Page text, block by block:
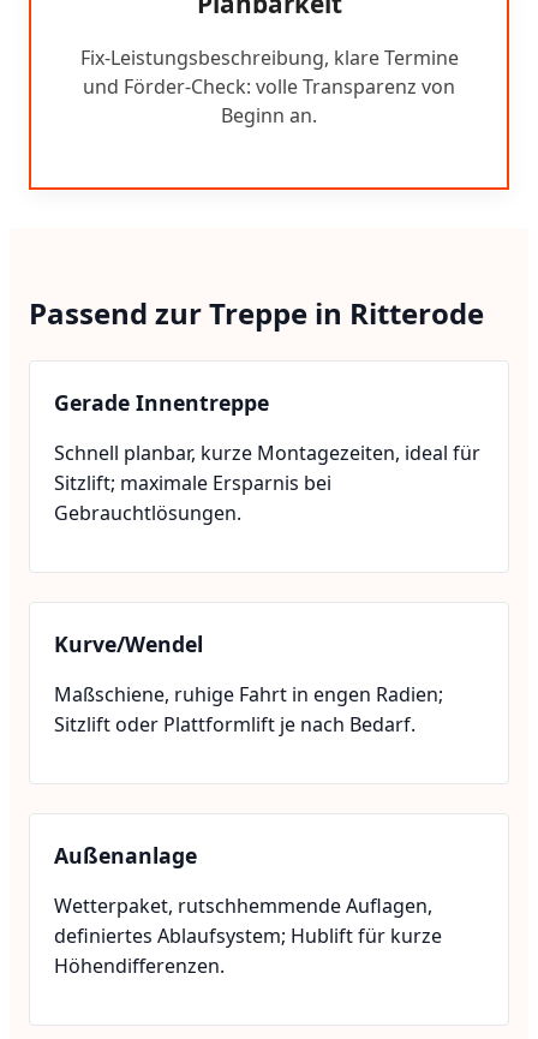
Fix-Leistungsbeschreibung, klare Termine
und Förder-Check: volle Transparenz von
Beginn an.
Passend zur Treppe in Ritterode
Gerade Innentreppe
Schnell planbar, kurze Montagezeiten, ideal für
Sitzlift; maximale Ersparnis bei
Gebrauchtlösungen.
Kurve/Wendel
Maßschiene, ruhige Fahrt in engen Radien;
Sitzlift oder Plattformlift je nach Bedarf.
Außenanlage
Wetterpaket, rutschhemmende Auflagen,
definiertes Ablaufsystem; Hublift für kurze
Höhendifferenzen.